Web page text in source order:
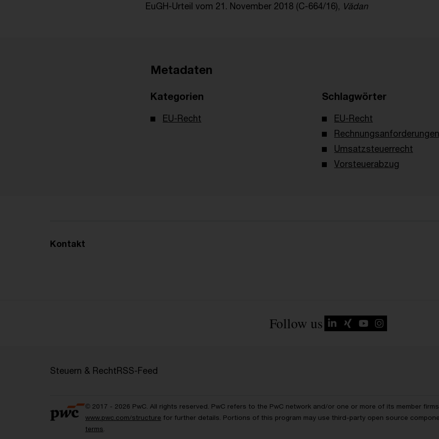
EuGH-Urteil vom 21. November 2018 (C-664/16), Vădan
Metadaten
Kategorien
EU-Recht
Schlagwörter
EU-Recht
Rechnungsanforderungen
Umsatzsteuerrecht
Vorsteuerabzug
Kontakt
Follow us
Steuern & RechtRSS-Feed
© 2017 - 2026 PwC. All rights reserved. PwC refers to the PwC network and/or one or more of its member
www.pwc.com/structure for further details. Portions of this program may use third-party open source
terms.